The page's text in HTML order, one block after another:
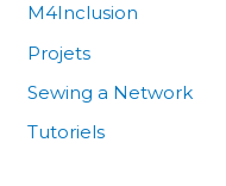
M4Inclusion
Projets
Sewing a Network
Tutoriels